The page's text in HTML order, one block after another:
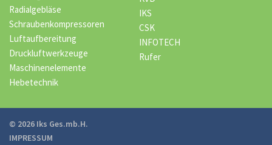
Radialgebläse
Schraubenkompressoren
Luftaufbereitung
Druckluftwerkzeuge
Maschinenelemente
Hebetechnik
IKS
CSK
INFOTECH
Rufer
© 2026 Iks Ges.mb.H.
IMPRESSUM